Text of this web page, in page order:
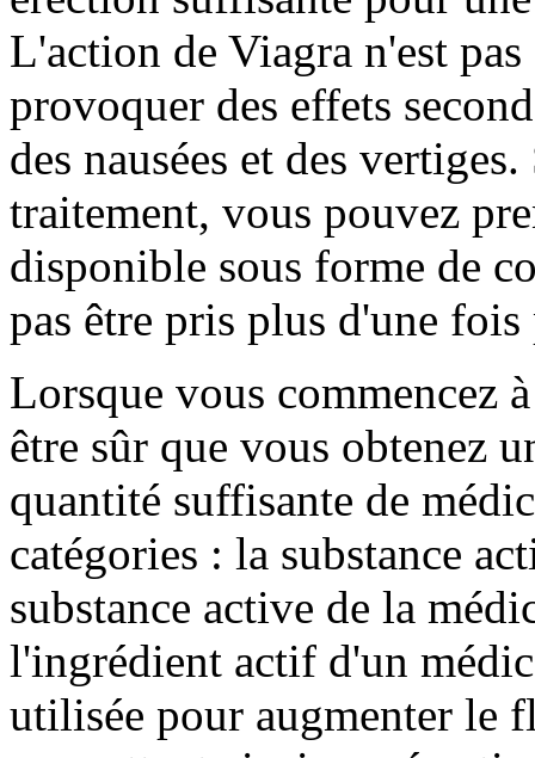
L'action de Viagra n'est
provoquer des effets
des nausées et des
traitement, vous pouvez
disponible sous forme de
pas être pris plus d'une
Lorsque vous commencez
être sûr que vous obtenez
quantité suffisante de
catégories : la substance
substance active de la
l'ingrédient actif d'un
utilisée pour augmenter le